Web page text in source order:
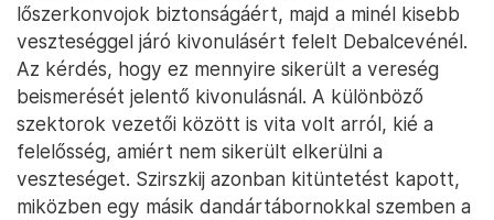
lőszerkonvojok biztonságáért, majd a minél kisebb
veszteséggel járó kivonulásért felelt Debalcevénél.
Az kérdés, hogy ez mennyire sikerült a vereség
beismerését jelentő kivonulásnál. A különböző
szektorok vezetői között is vita volt arról, kié a
felelősség, amiért nem sikerült elkerülni a
veszteséget. Szirszkij azonban kitüntetést kapott,
miközben egy másik dandártábornokkal szemben a